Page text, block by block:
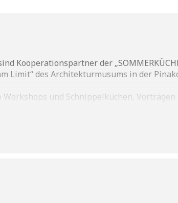
Kooperationspartner der
Limit“ des Architekturmusums in der
und Schnippelküchen, Vorträgen
Biodiversität, Begegnung und essbarer